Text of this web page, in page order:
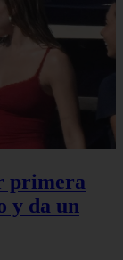
primera
y da un